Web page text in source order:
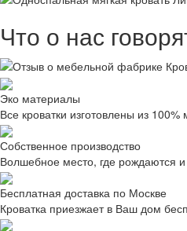
Что о нас
Эко материалы
Все кроватки изготовлены из 100%
Собственное производство
Волшебное место, где рождаются и
Бесплатная доставка по Москве
Кроватка приезжает в Ваш дом